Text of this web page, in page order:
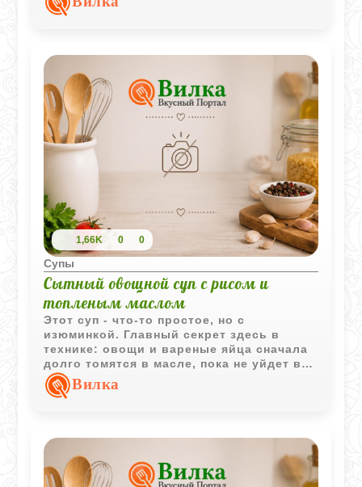
блюд из бобовых.
1,66K 0 0
Супы
Сытный овощной суп с рисом и
топленым маслом
Этот суп - что-то простое, но с
изюминкой. Главный секрет здесь в
технике: овощи и вареные яйца сначала
долго томятся в масле, пока не уйдет вся
лишняя влага. Такой прием делает вкус
очень глубоким и по-хорошему
нежный аромат топленого масла
превращает обычный обед в нечто
особенное. Очень по-домашнему и
совсем не сложно.
Вилка